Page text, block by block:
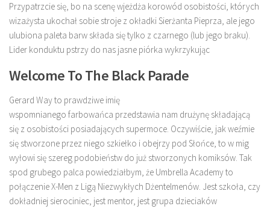
Przypatrzcie się, bo na scenę wjeżdża korowód osobistości, których
wizażysta ukochał sobie stroje z okładki Sierżanta Pieprza, ale jego
ulubiona paleta barw składa się tylko z czarnego (lub jego braku).
Lider konduktu pstrzy do nas jasne piórka wykrzykując
Welcome To The Black Parade
Gerard Way to prawdziwe imię
wspomnianego farbowańca przedstawia nam drużynę składającą
się z osobistości posiadających supermoce. Oczywiście, jak weźmie
się stworzone przez niego szkiełko i obejrzy pod Słońce, to w mig
wyłowi się szereg podobieństw do już stworzonych komiksów. Tak
spod grubego palca powiedziałbym, że Umbrella Academy to
połączenie X-Men z Ligą Niezwykłych Dżentelmenów. Jest szkoła, czy
dokładniej sierociniec, jest mentor, jest grupa dzieciaków